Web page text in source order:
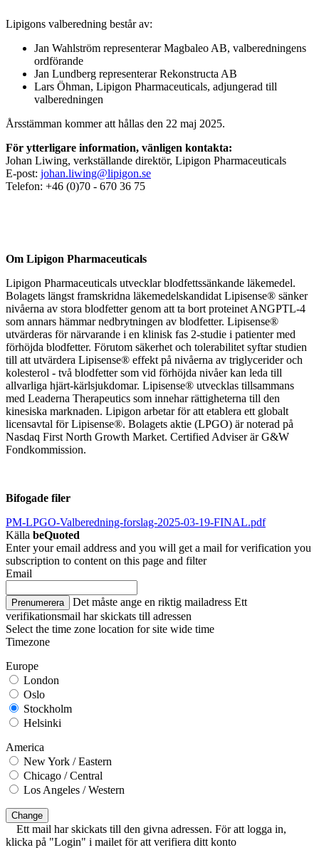
Lipigons valberedning består av:
Jan Wahlström representerar Magbaleo AB, valberedningens
ordförande
Jan Lundberg representerar Rekonstructa AB
Lars Öhman, Lipigon Pharmaceuticals, adjungerad till
valberedningen
Årsstämman kommer att hållas den 22 maj 2025.
För ytterligare information, vänligen kontakta:
Johan Liwing, verkställande direktör, Lipigon Pharmaceuticals
E-post: johan.liwing@lipigon.se
Telefon: +46 (0)70 - 670 36 75
Om Lipigon Pharmaceuticals
Lipigon Pharmaceuticals utvecklar blodfettssänkande läkemedel.
Bolagets längst framskridna läkemedelskandidat Lipisense® sänker
nivåerna av stora blodfetter genom att ta bort proteinet ANGPTL-4
som annars hämmar nedbrytningen av blodfetter. Lipisense®
utvärderas för närvarande i en klinisk fas 2-studie i patienter med
förhöjda blodfetter. Förutom säkerhet och tolerabilitet syftar studien
till att utvärdera Lipisense® effekt på nivåerna av triglycerider och
kolesterol - två blodfetter som vid förhöjda nivåer kan leda till
allvarliga hjärt-kärlsjukdomar. Lipisense® utvecklas tillsammans
med Leaderna Therapeutics som innehar rättigheterna till den
kinesiska marknaden. Lipigon arbetar för att etablera ett globalt
licensavtal för Lipisense®. Bolagets aktie (LPGO) är noterad på
Nasdaq First North Growth Market. Certified Adviser är G&W
Fondkommission.
Bifogade filer
PM-LPGO-Valberedning-forslag-2025-03-19-FINAL.pdf
Källa beQuoted
Enter your email address and you will get a mail for verification you
subscription to content on this page and filter
Email
Prenumerera Det måste ange en riktig mailadress Ett
verifikationsmail har skickats till adressen
Select the time zone location for site wide time
Timezone
Europe
London
Oslo
Stockholm
Helsinki
America
New York / Eastern
Chicago / Central
Los Angeles / Western
Change
Ett mail har skickats till den givna adressen. För att logga in,
klicka på "Login" i mailet för att verifiera ditt konto